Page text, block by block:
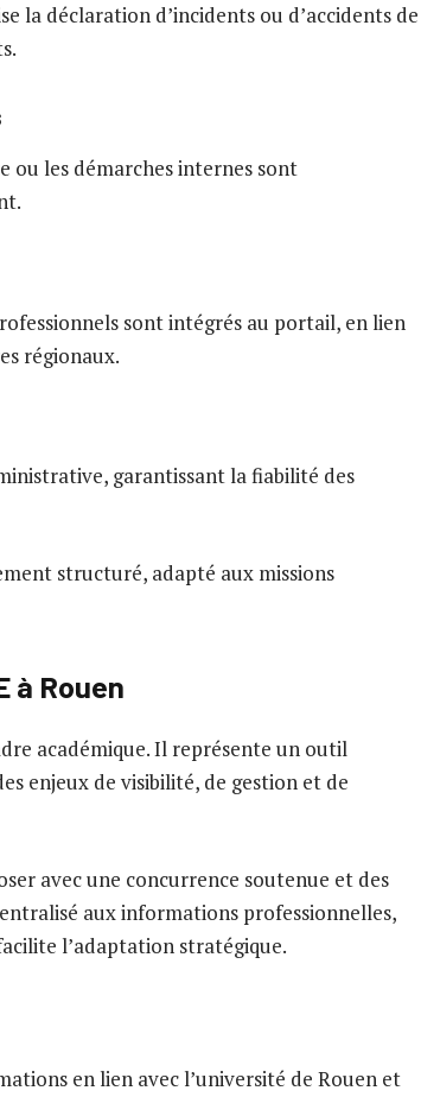
la déclaration d’incidents ou d’accidents de
ou les démarches internes sont
sont intégrés au portail, en lien
régionaux.
garantissant la fiabilité des
structuré, adapté aux missions
à Rouen
académique. Il représente un outil
enjeux de visibilité, de gestion et de
avec une concurrence soutenue et des
aux informations professionnelles,
l’adaptation stratégique.
en lien avec l’université de Rouen et